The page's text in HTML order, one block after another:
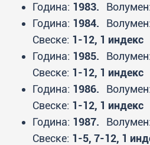
Година: 1983.
Година: 1984.
Свеске: 1-12, 1 индекс
Година: 1985.
Свеске: 1-12, 1 индекс
Година: 1986.
Свеске: 1-12, 1 индекс
Година: 1987.
Свеске: 1-5, 7-12, 1